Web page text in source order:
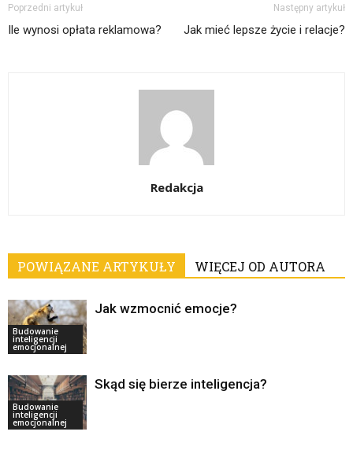
Poprzedni artykuł
Ile wynosi opłata reklamowa?
Następny artykuł
Jak mieć lepsze życie i relacje?
Redakcja
POWIĄZANE ARTYKUŁY WIĘCEJ OD AUTORA
Budowanie
inteligencji
emocjonalnej
Jak wzmocnić emocje?
Budowanie
inteligencji
emocjonalnej
Skąd się bierze inteligencja?